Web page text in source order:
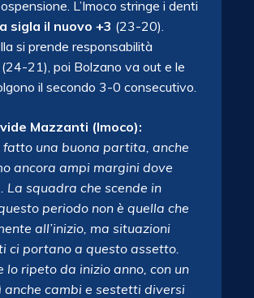
L’Imoco stringe i denti
sigla il nuovo +3 (23-20).
si prende responsabilità
21), poi Bolzano va out e le
il secondo 3-0 consecutivo.
Mazzanti (Imoco):
una buona partita, anche
ancora ampi margini dove
La squadra che scende in
periodo non è quella che
all’inizio, ma situazioni
ci portano a questo assetto.
lo ripeto da inizio anno, con un
anche cambi e sestetti diversi